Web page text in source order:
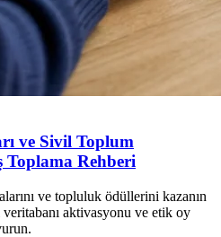
ve Sivil Toplum
Toplama Rehberi
ve topluluk ödüllerini kazanın
aktivasyonu ve etik oy